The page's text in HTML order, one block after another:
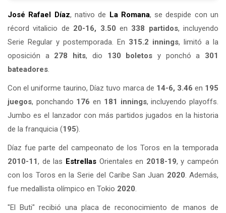
José Rafael Díaz, nativo de La Romana, se despide con un
récord vitalicio de 20-16, 3.50 en 338 partidos, incluyendo
Serie Regular y postemporada. En 315.2 innings, limitó a la
oposición a 278 hits, dio 130 boletos y ponchó a 301
bateadores.
Con el uniforme taurino, Díaz tuvo marca de 14-6, 3.46 en 195
juegos, ponchando 176 en 181 innings, incluyendo playoffs.
Jumbo es el lanzador con más partidos jugados en la historia
de la franquicia (195).
Díaz fue parte del campeonato de los Toros en la temporada
2010-11, de las EstrellasOrientales en 2018-19, y campeón
con los Toros en la Serie del Caribe San Juan 2020. Además,
fue medallista olímpico en Tokio 2020.
"El Buti" recibió una placa de reconocimiento de manos de